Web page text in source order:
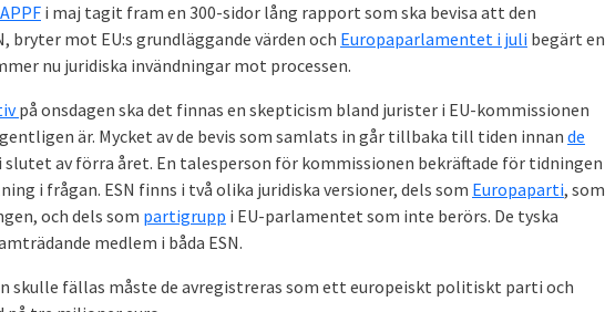
i maj tagit fram en 300-sidor lång rapport som ska bevisa att den
bryter mot EU:s grundläggande värden och Europaparlamentet i juli begärt en
nu juridiska invändningar mot processen.
på onsdagen ska det finnas en skepticism bland jurister i EU-kommissionen
är. Mycket av de bevis som samlats in går tillbaka till tiden innan de
slutet av förra året. En talesperson för kommissionen bekräftade för tidningen
i frågan. ESN finns i två olika juridiska versioner, dels som Europaparti, som
och dels som partigrupp i EU-parlamentet som inte berörs. De tyska
medlem i båda ESN.
skulle fällas måste de avregistreras som ett europeiskt politiskt parti och